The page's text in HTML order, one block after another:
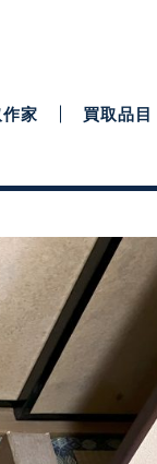
家 買取品目